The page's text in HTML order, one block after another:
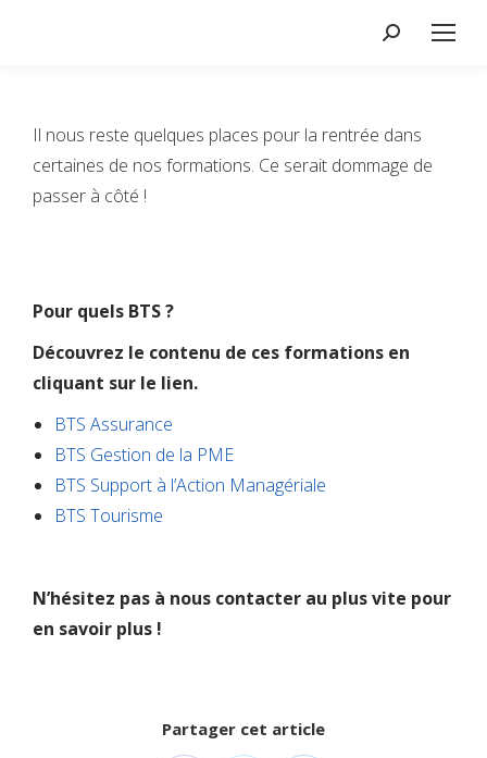
Il nous reste quelques places pour la rentrée dans
certaines de nos formations. Ce serait dommage de
passer à côté !
Pour quels BTS ?
Découvrez le contenu de ces formations en
cliquant sur le lien.
BTS Assurance
BTS Gestion de la PME
BTS Support à l’Action Managériale
BTS Tourisme
N’hésitez pas à nous contacter au plus vite pour
en savoir plus !
Partager cet article